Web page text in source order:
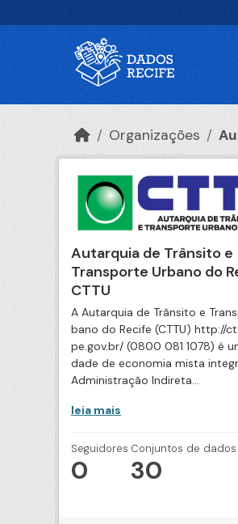
Organizações
Autarquia de Trânsito e
Transporte Urbano do
CTTU
A Autarquia de Trânsito e
bano do Recife (CTTU) http://
pe.gov.br/ (0800 081 1078) é
dade de economia mista
Administração Indireta...
leia mais
Seguidores
0
Conjuntos de dados
30